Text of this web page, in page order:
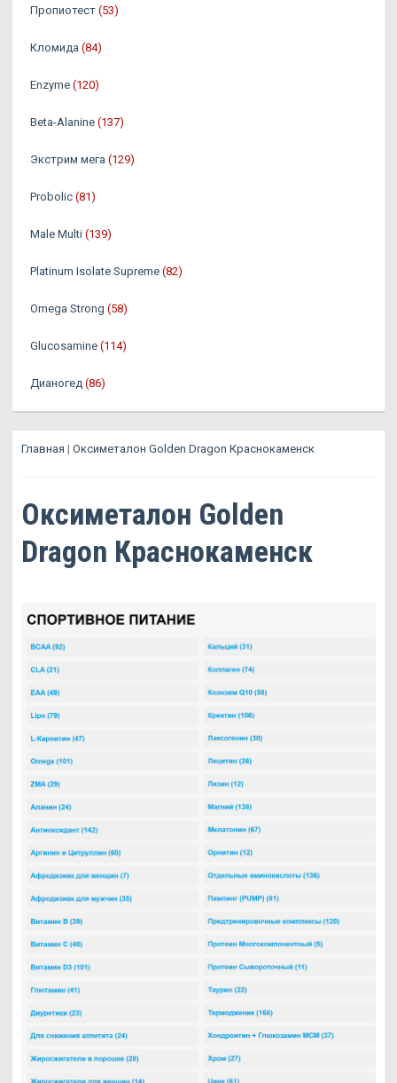
Пропиотест (53)
Кломида (84)
Enzyme (120)
Beta-Alanine (137)
Экстрим мега (129)
Probolic (81)
Male Multi (139)
Platinum Isolate Supreme (82)
Omega Strong (58)
Glucosamine (114)
Дианогед (86)
Главная | Оксиметалон Golden Dragon Краснокаменск
Оксиметалон Golden
Dragon Краснокаменск